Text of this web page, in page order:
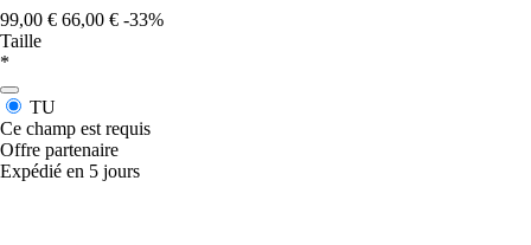
99,00 € 66,00 € -33%
Taille
*
TU
Ce champ est requis
Offre partenaire
Expédié en 5 jours